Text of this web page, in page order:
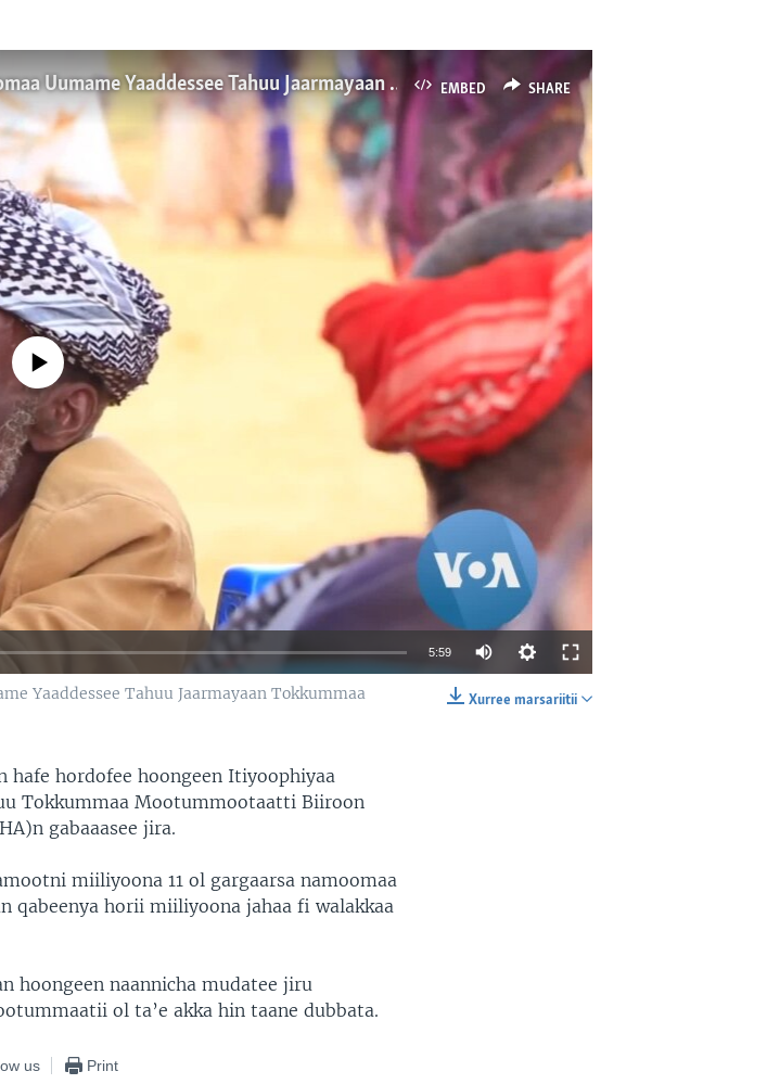
EMBED SHARE
Itiyoophiyaa Keessatti Hongee Mudateen Rakkoon Namoomaa Uumame Yaaddessee Tahuu Jaarmayaan Tokkummaa Mootummootaa Gabaase
currently available
5:59
Xurree marsariitii
Yaaddessee Tahuu Jaarmayaan Tokkummaa
hordofee hoongeen Itiyoophiyaa
Tokkummaa Mootummootaatti Biiroon
gabaaasee jira.
miiliyoona 11 ol gargaarsa namoomaa
qabeenya horii miiliyoona jahaa fi walakkaa
hoongeen naannicha mudatee jiru
ol ta’e akka hin taane dubbata.
us Print